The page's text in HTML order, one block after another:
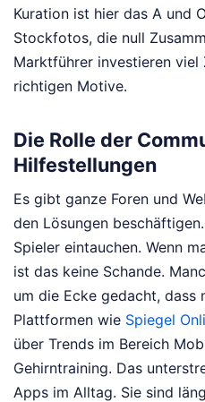
Kuration ist hier das A und
Stockfotos, die null
Marktführer investieren
richtigen Motive.
Die Rolle der
Hilfestellungen
Es gibt ganze Foren und
den Lösungen
Spieler eintauchen. Wenn
ist das keine Schande.
um die Ecke gedacht, dass
Plattformen wie Spiegel
über Trends im Bereich
Gehirntraining. Das
Apps im Alltag. Sie sind